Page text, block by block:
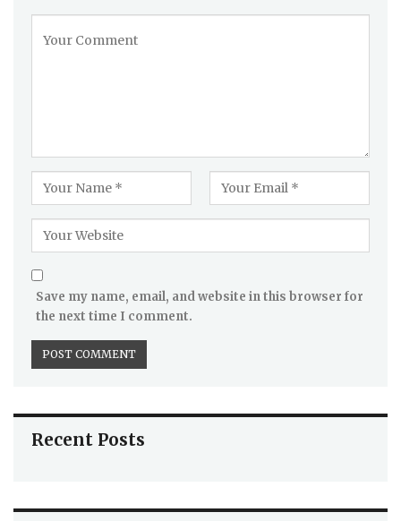
Save my name, email, and website in this browser for
the next time I comment.
Recent Posts